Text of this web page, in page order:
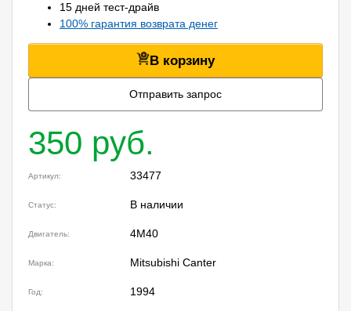
15 дней тест-драйв
100% гарантия возврата денег
В корзину
Отправить запрос
350 руб.
Артикул: 33477
Статус: В наличии
Двигатель: 4M40
Марка: Mitsubishi Canter
Год: 1994